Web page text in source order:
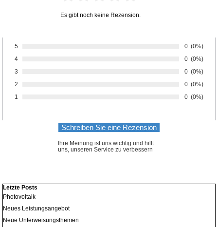
Es gibt noch keine Rezension.
5 Anzahl von
0 (0%)
4 Anzahl von
0 (0%)
3 Anzahl von
0 (0%)
2 Anzahl von
0 (0%)
1 Anzahl von
0 (0%)
Ihre Meinung ist uns wichtig und hilft
uns, unseren Service zu verbessern
Block überspringen Letzte Posts
Letzte Posts
Photovoltaik
Neues Leistungsangebot
Neue Unterweisungsthemen